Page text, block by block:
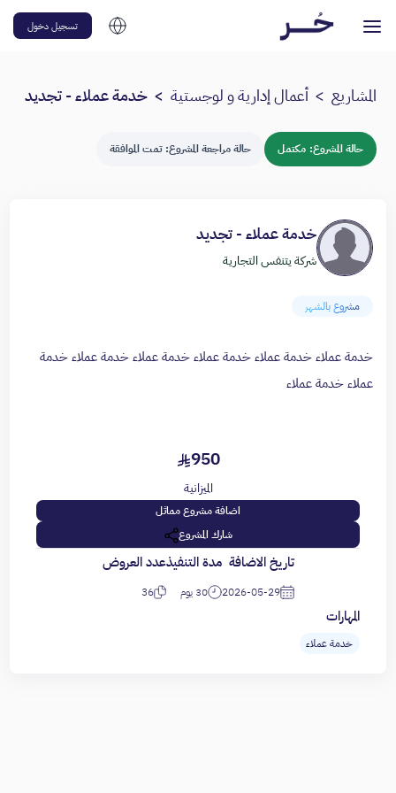
تسجيل دخول
المشاريع أعمال إدارية و لوجستية خدمة عملاء - تجديد
حالة المشروع: مكتمل حالة مراجعة المشروع: تمت الموافقة
خدمة عملاء - تجديد
شركة يتنفس التجارية
مشروع بالشهر
خدمة عملاء خدمة عملاء خدمة عملاء خدمة عملاء خدمة عملاء خدمة
عملاء خدمة عملاء
950
الميزانية
اضافة مشروع مماثل
شارك المشروع
تاريخ الاضافة
2026-05-29
مدة التنفيذ
30 يوم
عدد العروض
36
المهارات
خدمة عملاء